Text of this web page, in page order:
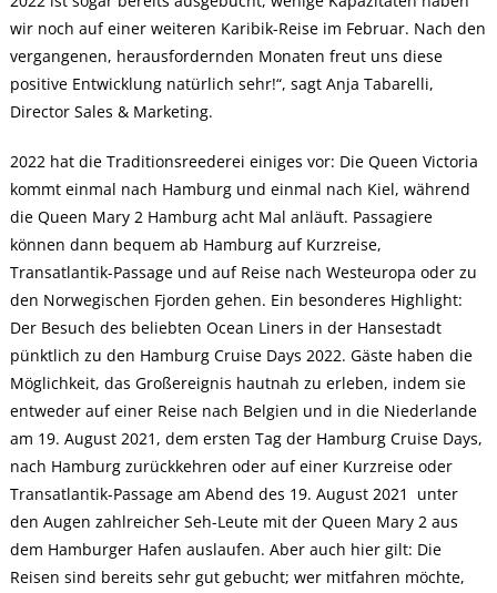
wir noch auf einer weiteren Karibik-Reise im Februar. Nach den
vergangenen, herausfordernden Monaten freut uns diese
positive Entwicklung natürlich sehr!“, sagt Anja Tabarelli,
Director Sales & Marketing.
2022 hat die Traditionsreederei einiges vor: Die Queen Victoria
kommt einmal nach Hamburg und einmal nach Kiel, während
die Queen Mary 2 Hamburg acht Mal anläuft. Passagiere
können dann bequem ab Hamburg auf Kurzreise,
Transatlantik-Passage und auf Reise nach Westeuropa oder zu
den Norwegischen Fjorden gehen. Ein besonderes Highlight:
Der Besuch des beliebten Ocean Liners in der Hansestadt
pünktlich zu den Hamburg Cruise Days 2022. Gäste haben die
Möglichkeit, das Großereignis hautnah zu erleben, indem sie
entweder auf einer Reise nach Belgien und in die Niederlande
am 19. August 2021, dem ersten Tag der Hamburg Cruise Days,
nach Hamburg zurückkehren oder auf einer Kurzreise oder
Transatlantik-Passage am Abend des 19. August 2021 unter
den Augen zahlreicher Seh-Leute mit der Queen Mary 2 aus
dem Hamburger Hafen auslaufen. Aber auch hier gilt: Die
Reisen sind bereits sehr gut gebucht; wer mitfahren möchte,